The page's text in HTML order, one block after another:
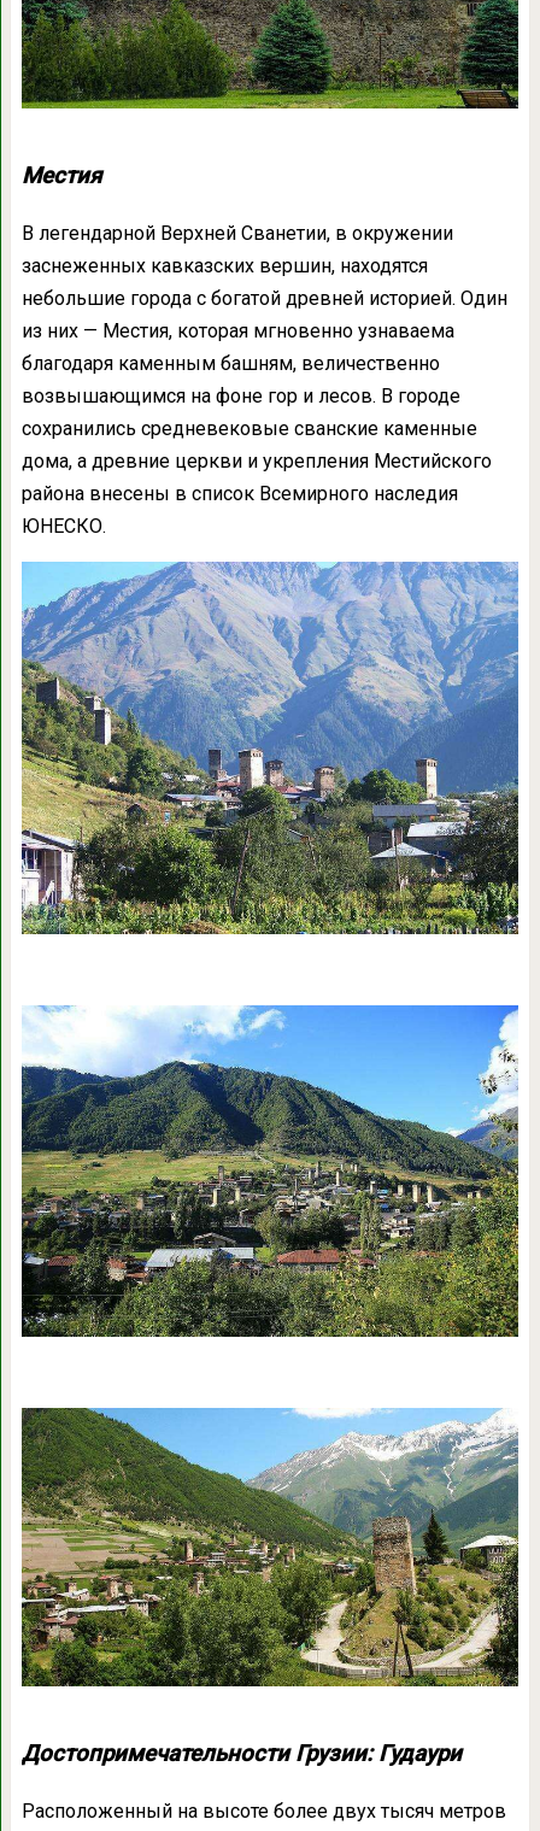
Местия
В легендарной Верхней Сванетии, в окружении
заснеженных кавказских вершин, находятся
небольшие города с богатой древней историей. Один
из них — Местия, которая мгновенно узнаваема
благодаря каменным башням, величественно
возвышающимся на фоне гор и лесов. В городе
сохранились средневековые сванские каменные
дома, а древние церкви и укрепления Местийского
района внесены в список Всемирного наследия
ЮНЕСКО.
Достопримечательности Грузии: Гудаури
Расположенный на высоте более двух тысяч метров